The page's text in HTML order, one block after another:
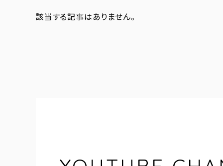
該当する記事はありません。